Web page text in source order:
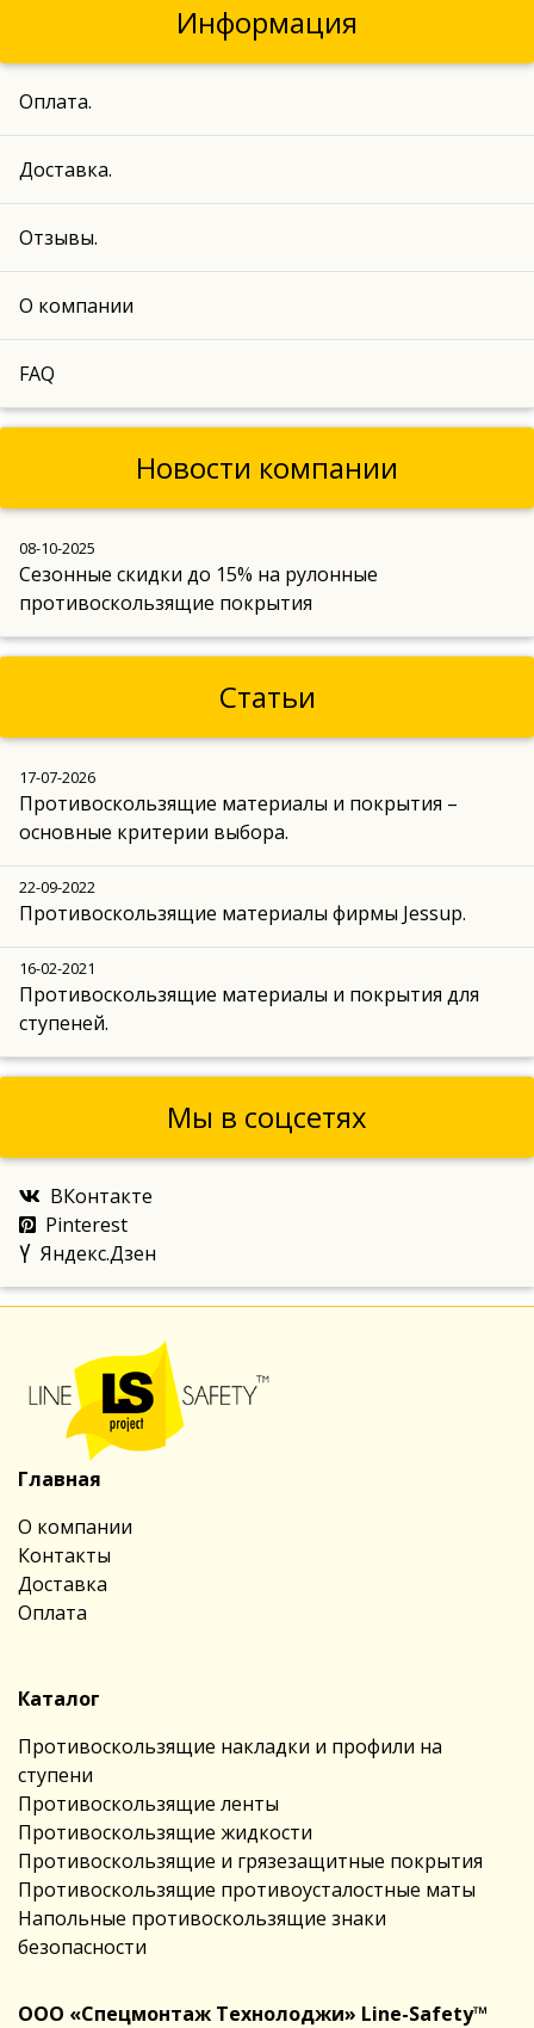
Информация
Оплата.
Доставка.
Отзывы.
О компании
FAQ
Новости компании
08-10-2025
Сезонные скидки до 15% на рулонные
противоскользящие покрытия
Статьи
17-07-2026
Противоскользящие материалы и покрытия –
основные критерии выбора.
22-09-2022
Противоскользящие материалы фирмы Jessup.
16-02-2021
Противоскользящие материалы и покрытия для
ступеней.
Мы в соцсетях
ВКонтакте
Pinterest
Яндекс.Дзен
Главная
О компании
Контакты
Доставка
Оплата
Каталог
Противоскользящие накладки и профили на
ступени
Противоскользящие ленты
Противоскользящие жидкости
Противоскользящие и грязезащитные покрытия
Противоскользящие противоусталостные маты
Напольные противоскользящие знаки
безопасности
ООО «Спецмонтаж Технолоджи» Line-Safety™